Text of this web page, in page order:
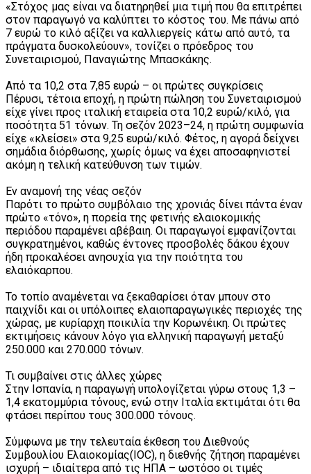
«Στόχος μας είναι να διατηρηθεί μια τιμή που θα επιτρέπει
στον παραγωγό να καλύπτει το κόστος του. Με πάνω από
7 ευρώ το κιλό αξίζει να καλλιεργείς κάτω από αυτό, τα
πράγματα δυσκολεύουν», τονίζει ο πρόεδρος του
Συνεταιρισμού, Παναγιώτης Μπασκάκης.
Από τα 10,2 στα 7,85 ευρώ – οι πρώτες συγκρίσεις
Πέρυσι, τέτοια εποχή, η πρώτη πώληση του Συνεταιρισμού
είχε γίνει προς ιταλική εταιρεία στα 10,2 ευρώ/κιλό, για
ποσότητα 51 τόνων. Τη σεζόν 2023–24, η πρώτη συμφωνία
είχε «κλείσει» στα 9,25 ευρώ/κιλό. Φέτος, η αγορά δείχνει
σημάδια διόρθωσης, χωρίς όμως να έχει αποσαφηνιστεί
ακόμη η τελική κατεύθυνση των τιμών.
Εν αναμονή της νέας σεζόν
Παρότι το πρώτο συμβόλαιο της χρονιάς δίνει πάντα έναν
πρώτο «τόνο», η πορεία της φετινής ελαιοκομικής
περιόδου παραμένει αβέβαιη. Οι παραγωγοί εμφανίζονται
συγκρατημένοι, καθώς έντονες προσβολές δάκου έχουν
ήδη προκαλέσει ανησυχία για την ποιότητα του
ελαιόκαρπου.
Το τοπίο αναμένεται να ξεκαθαρίσει όταν μπουν στο
παιχνίδι και οι υπόλοιπες ελαιοπαραγωγικές περιοχές της
χώρας, με κυρίαρχη ποικιλία την Κορωνέικη. Οι πρώτες
εκτιμήσεις κάνουν λόγο για ελληνική παραγωγή μεταξύ
250.000 και 270.000 τόνων.
Τι συμβαίνει στις άλλες χώρες
Στην Ισπανία, η παραγωγή υπολογίζεται γύρω στους 1,3 –
1,4 εκατομμύρια τόνους, ενώ στην Ιταλία εκτιμάται ότι θα
φτάσει περίπου τους 300.000 τόνους.
Σύμφωνα με την τελευταία έκθεση του Διεθνούς
Συμβουλίου Ελαιοκομίας(IOC), η διεθνής ζήτηση παραμένει
ισχυρή – ιδιαίτερα από τις ΗΠΑ – ωστόσο οι τιμές